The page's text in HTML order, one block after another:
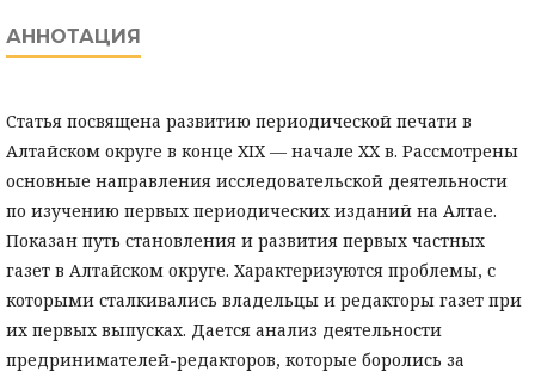
АННОТАЦИЯ
Статья посвящена развитию периодической печати в
Алтайском округе в конце XIX — начале XX в. Рассмотрены
основные направления исследовательской деятельности
по изучению первых периодических изданий на Алтае.
Показан путь становления и развития первых частных
газет в Алтайском округе. Характеризуются проблемы, с
которыми сталкивались владельцы и редакторы газет при
их первых выпусках. Дается анализ деятельности
предринимателей-редакторов, которые боролись за